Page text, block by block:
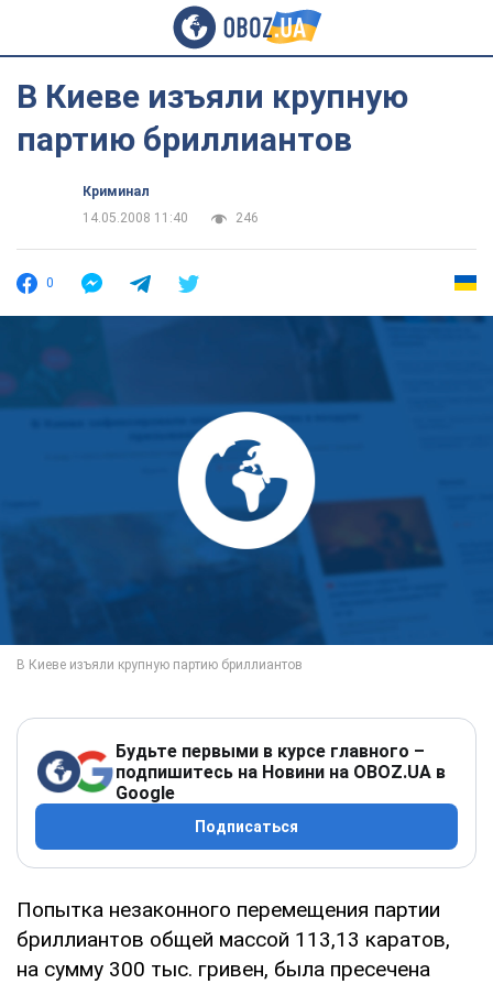
В Киеве изъяли крупную
партию бриллиантов
Криминал
14.05.2008 11:40
246
0
Будьте первыми в курсе главного –
подпишитесь на Новини на OBOZ.UA в
Google
Подписаться
Попытка незаконного перемещения партии
бриллиантов общей массой 113,13 каратов,
на сумму 300 тыс. гривен, была пресечена